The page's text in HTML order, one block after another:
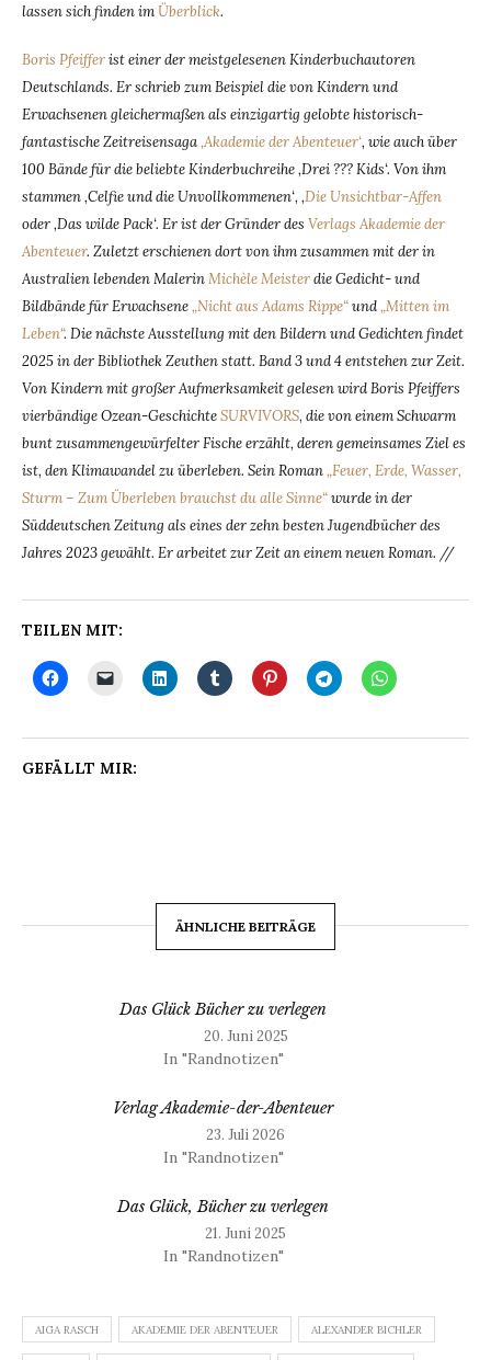
lassen sich finden imÜberblick.
Boris Pfeifferist einer der meistgelesenen Kinderbuchautoren
Deutschlands. Er schrieb zum Beispiel die von Kindern und
Erwachsenen gleichermaßen als einzigartig gelobte historisch-
fantastische Zeitreisensaga‚Akademie der Abenteuer‘, wie auch über
100 Bände für die beliebte Kinderbuchreihe ‚Drei ??? Kids‘. Von ihm
stammen ‚Celfie und die Unvollkommenen‘, ‚Die Unsichtbar-Affen
oder ‚Das wilde Pack‘. Er ist der Gründer des Verlags Akademie der
Abenteuer. Zuletzt erschienen dort von ihm zusammen mit der in
Australien lebenden MalerinMichèle Meisterdie Gedicht- und
Bildbände für Erwachsene„Nicht aus Adams Rippe“und„Mitten im
Leben“. Die nächste Ausstellung mit den Bildern und Gedichten findet
2025 in der Bibliothek Zeuthen statt. Band 3 und 4 entstehen zur Zeit.
Von Kindern mit großer Aufmerksamkeit gelesen wird Boris Pfeiffers
vierbändige Ozean-GeschichteSURVIVORS, die von einem Schwarm
bunt zusammengewürfelter Fische erzählt, deren gemeinsames Ziel es
ist, den Klimawandel zu überleben. Sein Roman„Feuer, Erde, Wasser,
Sturm – Zum Überleben brauchst du alle Sinne“wurde in der
Süddeutschen Zeitung als eines der zehn besten Jugendbücher des
Jahres 2023 gewählt. Er arbeitet zur Zeit an einem neuen Roman. //
TEILEN MIT:
GEFÄLLT MIR:
ÄHNLICHE BEITRÄGE
Das Glück Bücher zu verlegen
20. Juni 2025
In "Randnotizen"
Verlag Akademie-der-Abenteuer
23. Juli 2026
In "Randnotizen"
Das Glück, Bücher zu verlegen
21. Juni 2025
In "Randnotizen"
AIGA RASCH AKADEMIE DER ABENTEUER ALEXANDER BICHLER